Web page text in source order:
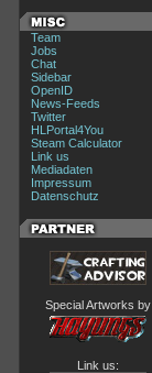
Team
Jobs
Chat
Sidebar
OpenID
News-Feeds
Twitter
HLPortal4You
Steam Calculator
Link us
Mediadaten
Impressum
Datenschutz
Special Artworks by
Link us: